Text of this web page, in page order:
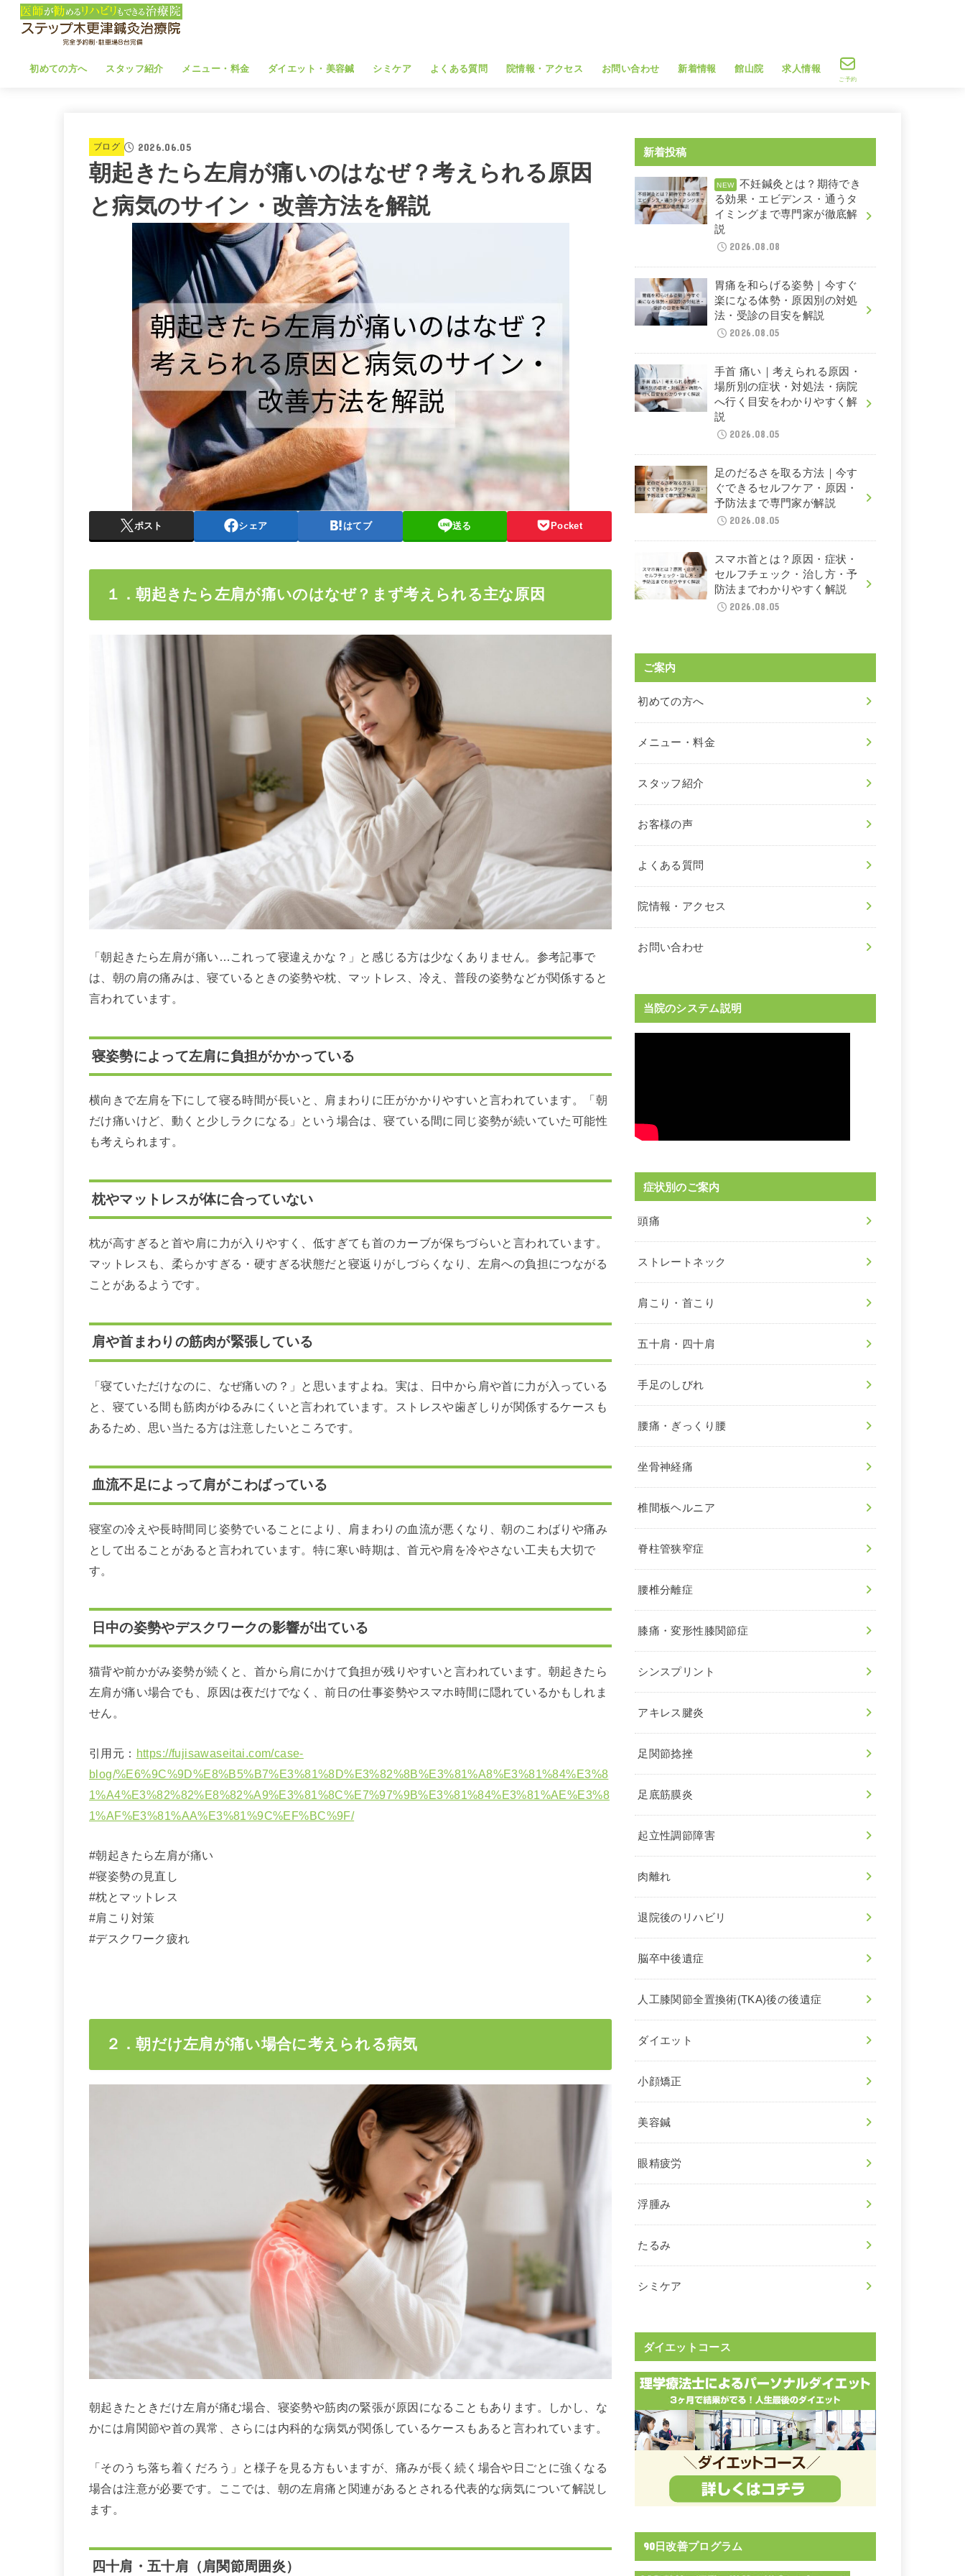
初めての方へ スタッフ紹介 メニュー・料金 ダイエット・美容鍼 シミケア よくある質問 院情報・アクセス お問い合わせ 新着情報 館山院 求人情報
ご予約
ブログ 2026.06.05
朝起きたら左肩が痛いのはなぜ？考えられる原因
と病気のサイン・改善方法を解説
ポスト シェア はてブ 送る Pocket
１．朝起きたら左肩が痛いのはなぜ？まず考えられる主な原因
「朝起きたら左肩が痛い…これって寝違えかな？」と感じる方は少なくありません。参考記事で
は、朝の肩の痛みは、寝ているときの姿勢や枕、マットレス、冷え、普段の姿勢などが関係すると
言われています。
寝姿勢によって左肩に負担がかかっている
横向きで左肩を下にして寝る時間が長いと、肩まわりに圧がかかりやすいと言われています。「朝
だけ痛いけど、動くと少しラクになる」という場合は、寝ている間に同じ姿勢が続いていた可能性
も考えられます。
枕やマットレスが体に合っていない
枕が高すぎると首や肩に力が入りやすく、低すぎても首のカーブが保ちづらいと言われています。
マットレスも、柔らかすぎる・硬すぎる状態だと寝返りがしづらくなり、左肩への負担につながる
ことがあるようです。
肩や首まわりの筋肉が緊張している
「寝ていただけなのに、なぜ痛いの？」と思いますよね。実は、日中から肩や首に力が入っている
と、寝ている間も筋肉がゆるみにくいと言われています。ストレスや歯ぎしりが関係するケースも
あるため、思い当たる方は注意したいところです。
血流不足によって肩がこわばっている
寝室の冷えや長時間同じ姿勢でいることにより、肩まわりの血流が悪くなり、朝のこわばりや痛み
として出ることがあると言われています。特に寒い時期は、首元や肩を冷やさない工夫も大切で
す。
日中の姿勢やデスクワークの影響が出ている
猫背や前かがみ姿勢が続くと、首から肩にかけて負担が残りやすいと言われています。朝起きたら
左肩が痛い場合でも、原因は夜だけでなく、前日の仕事姿勢やスマホ時間に隠れているかもしれま
せん。
引用元： https://fujisawaseitai.com/case-
blog/%E6%9C%9D%E8%B5%B7%E3%81%8D%E3%82%8B%E3%81%A8%E3%81%84%E3%8
1%A4%E3%82%82%E8%82%A9%E3%81%8C%E7%97%9B%E3%81%84%E3%81%AE%E3%8
1%AF%E3%81%AA%E3%81%9C%EF%BC%9F/
#朝起きたら左肩が痛い
#寝姿勢の見直し
#枕とマットレス
#肩こり対策
#デスクワーク疲れ
２．朝だけ左肩が痛い場合に考えられる病気
朝起きたときだけ左肩が痛む場合、寝姿勢や筋肉の緊張が原因になることもあります。しかし、な
かには肩関節や首の異常、さらには内科的な病気が関係しているケースもあると言われています。
「そのうち落ち着くだろう」と様子を見る方もいますが、痛みが長く続く場合や日ごとに強くなる
場合は注意が必要です。ここでは、朝の左肩痛と関連があるとされる代表的な病気について解説し
ます。
四十肩・五十肩（肩関節周囲炎）
新着投稿
不妊鍼灸とは？期待でき
る効果・エビデンス・通うタ
イミングまで専門家が徹底解
説
2026.08.08
胃痛を和らげる姿勢｜今すぐ
楽になる体勢・原因別の対処
法・受診の目安を解説
2026.08.05
手首 痛い｜考えられる原因・
場所別の症状・対処法・病院
へ行く目安をわかりやすく解
説
2026.08.05
足のだるさを取る方法｜今す
ぐできるセルフケア・原因・
予防法まで専門家が解説
2026.08.05
スマホ首とは？原因・症状・
セルフチェック・治し方・予
防法までわかりやすく解説
2026.08.05
ご案内
初めての方へ
メニュー・料金
スタッフ紹介
お客様の声
よくある質問
院情報・アクセス
お問い合わせ
当院のシステム説明
症状別のご案内
頭痛
ストレートネック
肩こり・首こり
五十肩・四十肩
手足のしびれ
腰痛・ぎっくり腰
坐骨神経痛
椎間板ヘルニア
脊柱管狭窄症
腰椎分離症
膝痛・変形性膝関節症
シンスプリント
アキレス腱炎
足関節捻挫
足底筋膜炎
起立性調節障害
肉離れ
退院後のリハビリ
脳卒中後遺症
人工膝関節全置換術(TKA)後の後遺症
ダイエット
小顔矯正
美容鍼
眼精疲労
浮腫み
たるみ
シミケア
ダイエットコース
90日改善プログラム